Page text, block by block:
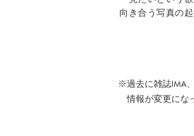
向き合う写真の
※過去に雑誌IMA
情報が変更にな